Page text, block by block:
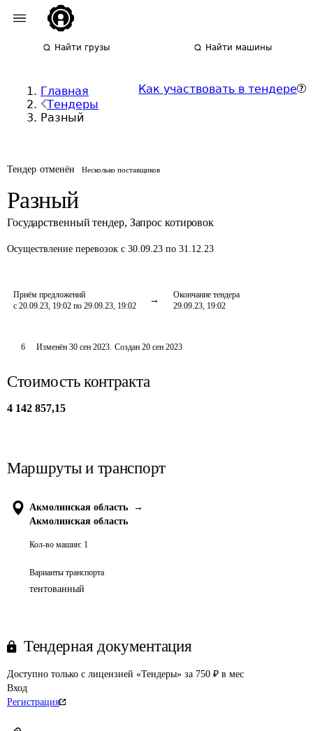
Найти грузы Найти машины
Главная
Тендеры
Разный
Как участвовать в тендере
Тендер отменён Несколько поставщиков
Разный
Государственный тендер, Запрос котировок
Осуществление перевозок с 30.09.23 по 31.12.23
Приём предложений
с 20.09.23, 19:02 по 29.09.23, 19:02
Окончание тендера
29.09.23, 19:02
6 Изменён 30 сен 2023. Создан 20 сен 2023
Стоимость контракта
4 142 857,15
Маршруты и транспорт
Акмолинская область
→
Акмолинская область
Кол-во машин: 1
Варианты транспорта
тентованный
Тендерная документация
Доступно только с лицензией «Тендеры» за 750 ₽ в мес
Вход
Регистрация